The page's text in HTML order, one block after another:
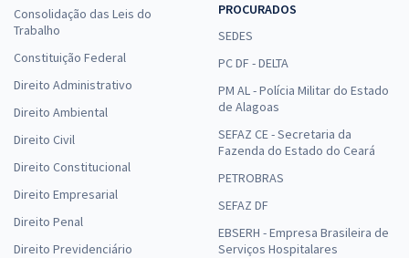
Consolidação das Leis do
Trabalho
Constituição Federal
Direito Administrativo
Direito Ambiental
Direito Civil
Direito Constitucional
Direito Empresarial
Direito Penal
Direito Previdenciário
PROCURADOS
SEDES
PC DF - DELTA
PM AL - Polícia Militar do Estado
de Alagoas
SEFAZ CE - Secretaria da
Fazenda do Estado do Ceará
PETROBRAS
SEFAZ DF
EBSERH - Empresa Brasileira de
Serviços Hospitalares